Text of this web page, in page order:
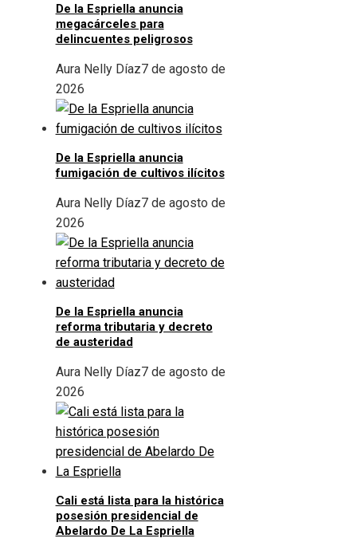
De la Espriella anuncia
megacárceles para
delincuentes peligrosos
Aura Nelly Díaz7 de agosto de
2026
De la Espriella anuncia
fumigación de cultivos ilícitos
Aura Nelly Díaz7 de agosto de
2026
De la Espriella anuncia
reforma tributaria y decreto
de austeridad
Aura Nelly Díaz7 de agosto de
2026
Cali está lista para la histórica
posesión presidencial de
Abelardo De La Espriella